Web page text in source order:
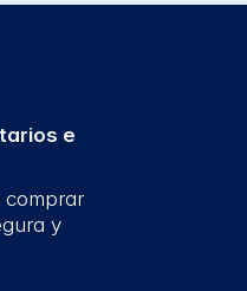
e
comprar
y